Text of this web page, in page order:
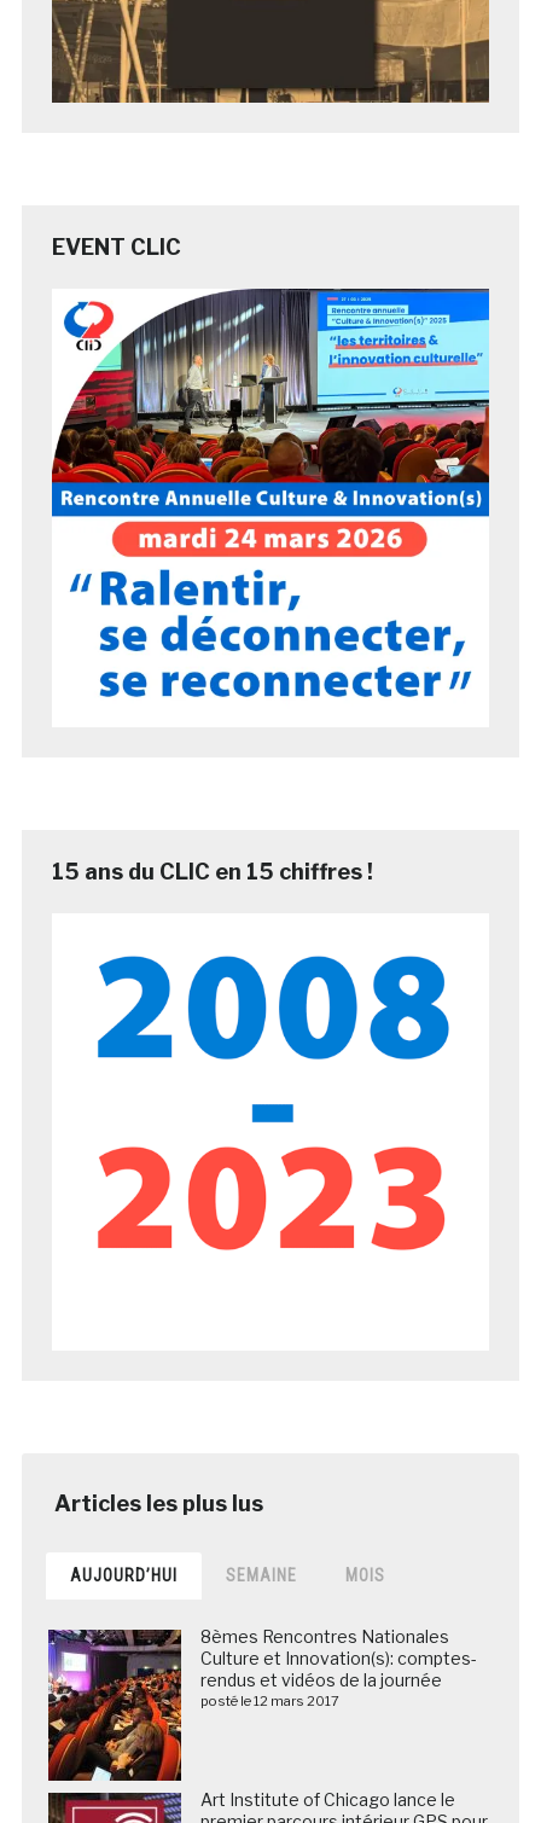
EVENT CLIC
15 ans du CLIC en 15 chiffres !
AUJOURD’HUI SEMAINE MOIS
8èmes Rencontres Nationales
Culture et Innovation(s): comptes-
rendus et vidéos de la journée
posté le 12 mars 2017
Art Institute of Chicago lance le